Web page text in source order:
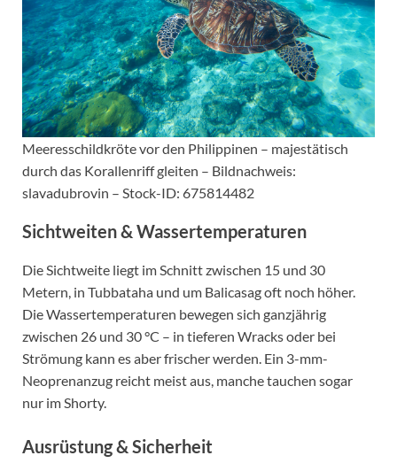
Meeresschildkröte vor den Philippinen – majestätisch
durch das Korallenriff gleiten – Bildnachweis:
slavadubrovin – Stock-ID: 675814482
Sichtweiten & Wassertemperaturen
Die Sichtweite liegt im Schnitt zwischen 15 und 30
Metern, in Tubbataha und um Balicasag oft noch höher.
Die Wassertemperaturen bewegen sich ganzjährig
zwischen 26 und 30 °C – in tieferen Wracks oder bei
Strömung kann es aber frischer werden. Ein 3-mm-
Neoprenanzug reicht meist aus, manche tauchen sogar
nur im Shorty.
Ausrüstung & Sicherheit